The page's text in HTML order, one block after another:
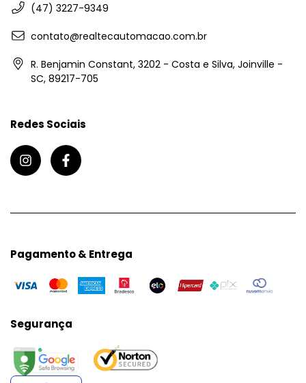
(47) 3227-9349
contato@realtecautomacao.com.br
R. Benjamin Constant, 3202 - Costa e Silva, Joinville -
SC, 89217-705
Redes Sociais
Pagamento & Entrega
Segurança